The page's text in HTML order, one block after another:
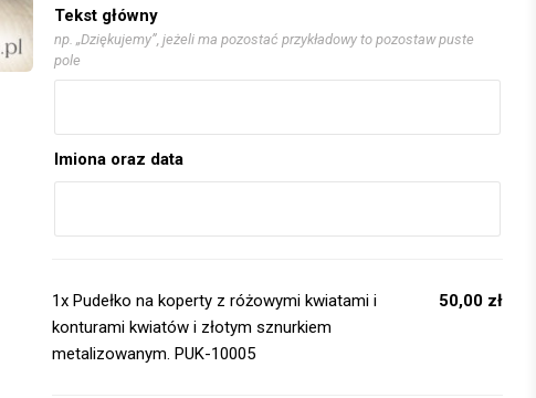
Tekst główny
np. „Dziękujemy”, jeżeli ma pozostać przykładowy to pozostaw puste
pole
Imiona oraz data
1x Pudełko na koperty z różowymi kwiatami i
konturami kwiatów i złotym sznurkiem
metalizowanym. PUK-10005
50,00 zł